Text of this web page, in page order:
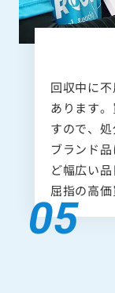
回収中に
あります
すので、
ブランド
ど幅広い
屈指の高